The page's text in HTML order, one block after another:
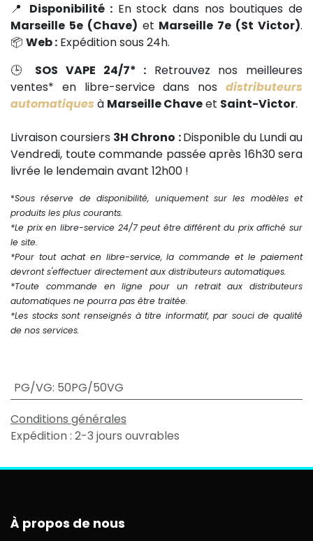
📍 Disponibilité : En stock dans nos boutiques de
Marseille 5e (Chave) et Marseille 7e (St Victor).
📦 Web : Expédition sous 24h.
🕒 SOS VAPE 24/7* : Retrouvez nos meilleures
ventes* en libre-service dans nos distributeurs
automatiques à Marseille Chaveet Saint-Victor.
Livraison coursiers 3H Chrono :Disponible du Lundi au
Vendredi, toute commande passée après 16h30 sera
livrée le lendemain avant 12h00 !
*Sous réserve de disponibilité, uniquement sur les modèles et
produits les plus courants.
*Le prix en libre-service 24/7 peut être différent du prix affiché sur
le site.
*Pour tout achat en libre-service, la commande et le paiement
devront s'effectuer directement aux distributeurs automatiques.
*Toute commande en ligne pour un retrait aux distributeurs
automatiques ne pourra pas être traitée.
*Les stocks sont renseignés à titre informatif, par souci de qualité
de nos services.
PG/VG: 50PG/50VG
Conditions générales
Expédition : 2-3 jours ouvrables
À propos de nous